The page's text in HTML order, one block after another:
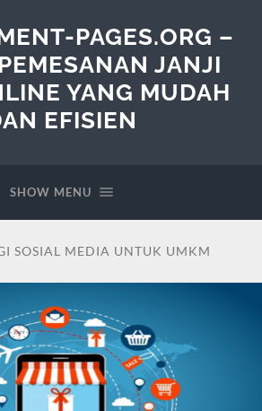
PAGES.ORG –
JANJI
YANG MUDAH
EFISIEN
SHOW MENU
SOSIAL MEDIA UNTUK UMKM